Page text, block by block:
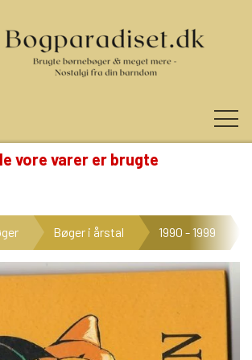
NYHEDER
KATEGORIER
vore varer er brugte
Bøger i årstal 1990 - 1999